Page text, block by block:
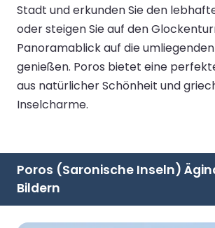
Stadt und erkunden Sie den
oder steigen Sie auf den
Panoramablick auf die
genießen. Poros bietet eine
aus natürlicher Schönheit und
Inselcharme.
Poros (Saronische Inseln)
Bildern